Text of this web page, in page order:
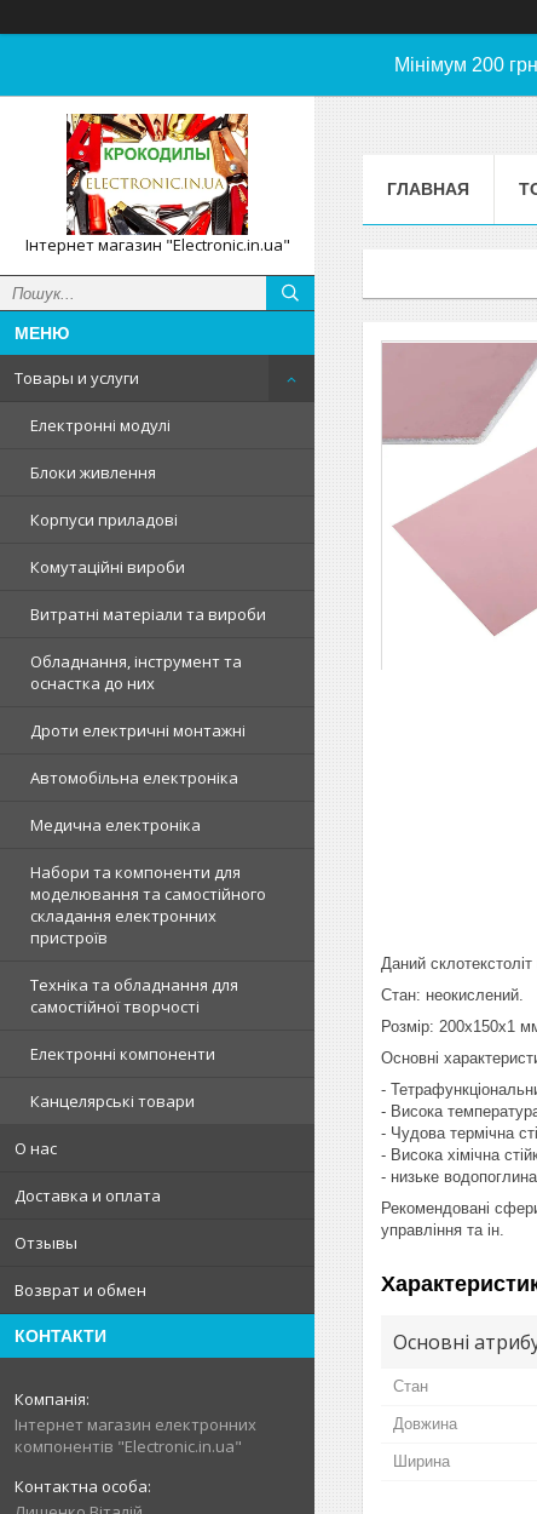
Мінімум 200
Інтернет магазин "Electronic.in.ua"
Товары и услуги
Електронні модулі
Блоки живлення
Корпуси приладові
Комутаційні вироби
Витратні матеріали та вироби
Обладнання, інструмент та
оснастка до них
Дроти електричні монтажні
Автомобільна електроніка
Медична електроніка
Набори та компоненти для
моделювання та самостійного
складання електронних
пристроїв
Техніка та обладнання для
самостійної творчості
Електронні компоненти
Канцелярські товари
О нас
Доставка и оплата
Отзывы
Возврат и обмен
КОНТАКТИ
Інтернет магазин електронних
компонентів "Electronic.in.ua"
ГЛАВНАЯ
Даний
Стан: неокислений.
Розмір: 200х150х1
Основні
-
- Висока
- Чудова термічна
- Висока хімічна
- низьке
Рекомендовані
управління та ін.
Основні
Стан
Довжина
Ширина